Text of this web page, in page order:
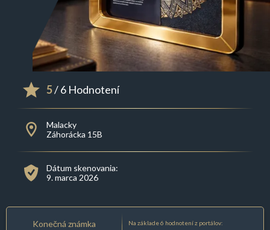
5/ 6 Hodnotení
Malacky
Záhorácka 15B
Dátum skenovania:
9. marca 2026
Konečná známka Na základe 6 hodnotení z portálov: